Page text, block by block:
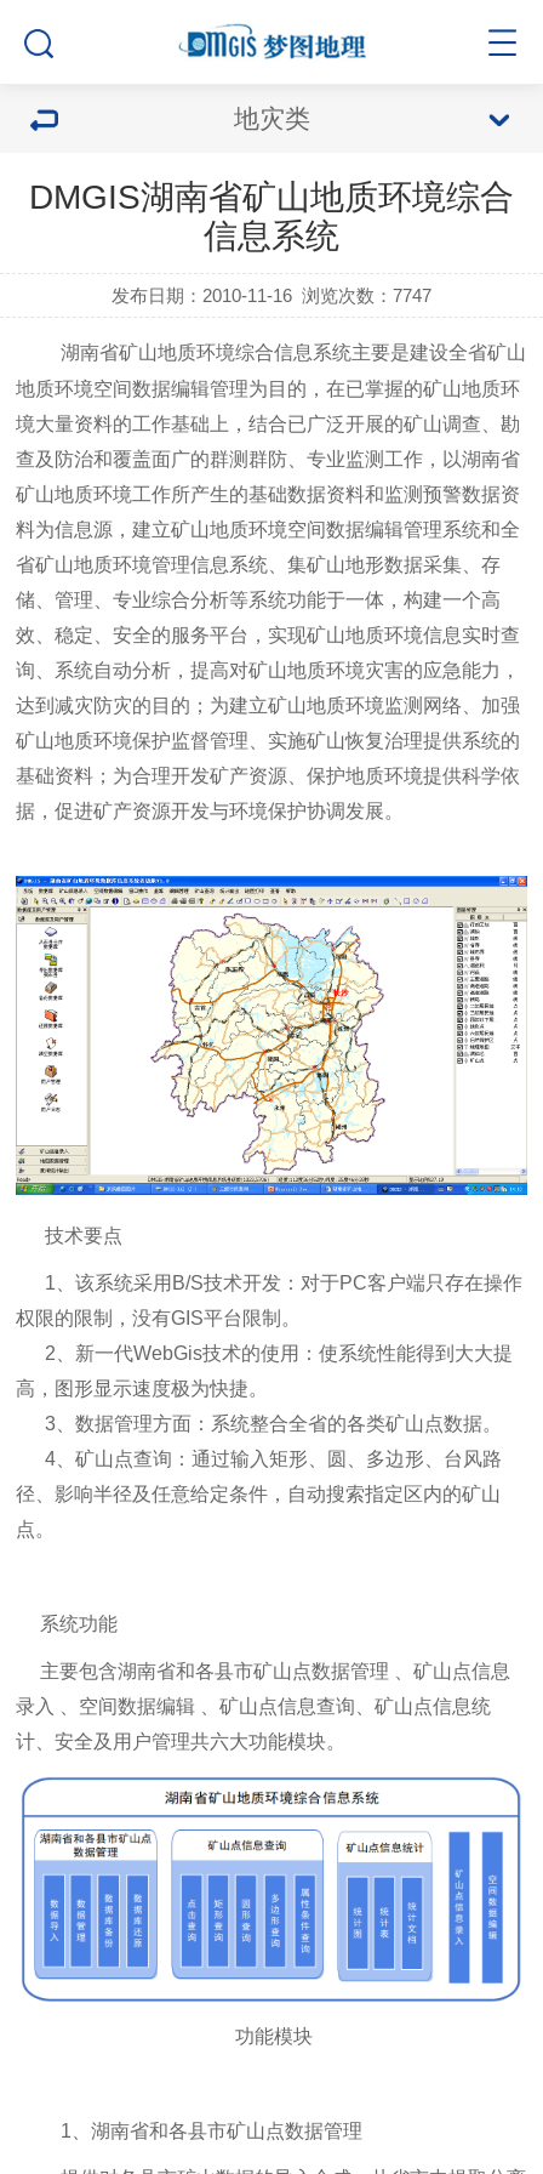
地灾类
DMGIS湖南省矿山地质环境综合
信息系统
发布日期：2010-11-16 浏览次数：7747
湖南省矿山地质环境综合信息系统主要是建设全省矿山
地质环境空间数据编辑管理为目的，在已掌握的矿山地质环
境大量资料的工作基础上，结合已广泛开展的矿山调查、勘
查及防治和覆盖面广的群测群防、专业监测工作，以湖南省
矿山地质环境工作所产生的基础数据资料和监测预警数据资
料为信息源，建立矿山地质环境空间数据编辑管理系统和全
省矿山地质环境管理信息系统、集矿山地形数据采集、存
储、管理、专业综合分析等系统功能于一体，构建一个高
效、稳定、安全的服务平台，实现矿山地质环境信息实时查
询、系统自动分析，提高对矿山地质环境灾害的应急能力，
达到减灾防灾的目的；为建立矿山地质环境监测网络、加强
矿山地质环境保护监督管理、实施矿山恢复治理提供系统的
基础资料；为合理开发矿产资源、保护地质环境提供科学依
据，促进矿产资源开发与环境保护协调发展。
技术要点
1、该系统采用B/S技术开发：对于PC客户端只存在操作
权限的限制，没有GIS平台限制。
2、新一代WebGis技术的使用：使系统性能得到大大提
高，图形显示速度极为快捷。
3、数据管理方面：系统整合全省的各类矿山点数据。
4、矿山点查询：通过输入矩形、圆、多边形、台风路
径、影响半径及任意给定条件，自动搜索指定区内的矿山
点。
系统功能
主要包含湖南省和各县市矿山点数据管理 、矿山点信息
录入 、空间数据编辑 、矿山点信息查询、矿山点信息统
计、安全及用户管理共六大功能模块。
功能模块
1、湖南省和各县市矿山点数据管理